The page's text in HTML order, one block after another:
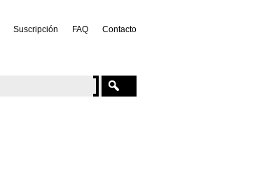
Suscripción FAQ Contacto